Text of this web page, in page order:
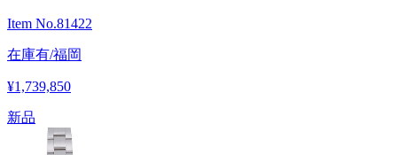
Item No.81422
在庫有/福岡
¥1,739,850
新品